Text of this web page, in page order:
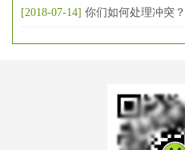
[2018-07-14] 你们如何处理冲突？